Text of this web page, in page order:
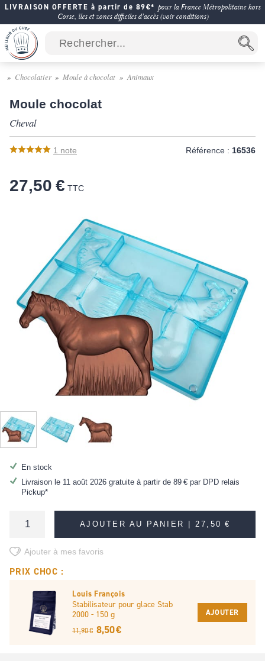
LIVRAISON OFFERTE à partir de 89€* pour la France Métropolitaine hors
Corse, îles et zones difficiles d'accès (voir conditions)
Chocolatier Moule à chocolat Animaux
Moule chocolat
Cheval
1 note Référence : 16536
27,50 € TTC
En stock
Livraison le 11 août 2026 gratuite à partir de 89 €par DPD relais
Pickup*
AJOUTER AU PANIER | 27,50 €
Ajouter à mes favoris
PRIX CHOC :
Louis François
Stabilisateur pour glace Stab
2000 - 150 g
11,90 € 8,50 €
AJOUTER